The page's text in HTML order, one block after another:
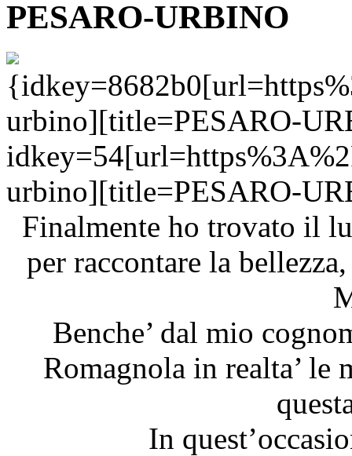
PESARO-URBINO
urbino][title=PESARO-
urbino][title=PESARO-
Finalmente ho trovato il
per raccontare la
Benche’ dal mio
Romagnola in realta’
In